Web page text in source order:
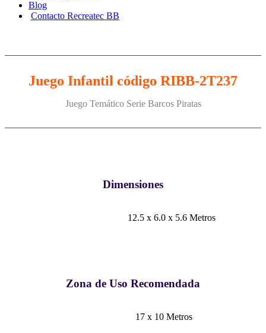
Blog
Contacto Recreatec BB
Juego Infantil código RIBB-2T237
Juego Temático Serie Barcos Piratas
Dimensiones
12.5 x 6.0 x 5.6 Metros
Zona de Uso Recomendada
17 x 10 Metros